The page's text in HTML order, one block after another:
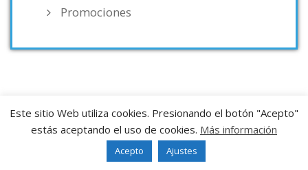
Promociones
Este sitio Web utiliza cookies. Presionando el botón "Acepto"
estás aceptando el uso de cookies. Más información
Acepto Ajustes